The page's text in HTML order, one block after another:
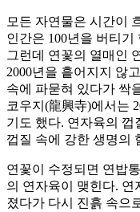
모든 자연물은 시간이
인간은 100년을 버티
그런데 연꽃의 열매인
2000년을 흩어지지 않
속에 파묻혀 있다가 싹
코우지(龍興寺)에서는
기도 했다. 연자육의
껍질 속에 강한 생명의
연꽃이 수정되면 연밥
의 연자육이 맺힌다. 연
졌다가 다시 진흙 속으